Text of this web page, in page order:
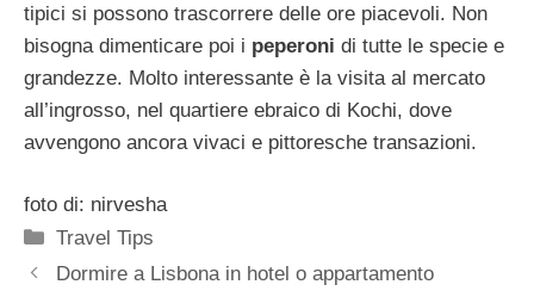
tipici si possono trascorrere delle ore piacevoli. Non
bisogna dimenticare poi i peperoni di tutte le specie e
grandezze. Molto interessante è la visita al mercato
all’ingrosso, nel quartiere ebraico di Kochi, dove
avvengono ancora vivaci e pittoresche transazioni.
foto di: nirvesha
Categorie
Travel Tips
Dormire a Lisbona in hotel o appartamento